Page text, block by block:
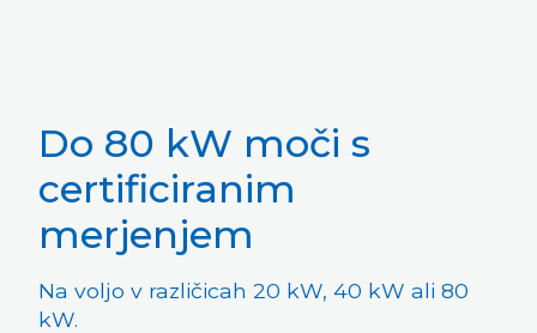
Do 80 kW moči s
certificiranim
merjenjem
Na voljo v različicah 20 kW, 40 kW ali 80
kW.